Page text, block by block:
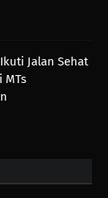
Jalan Sehat
MTs